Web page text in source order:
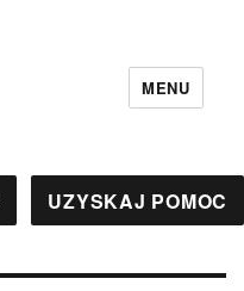
MENU
UZYSKAJ POMOC